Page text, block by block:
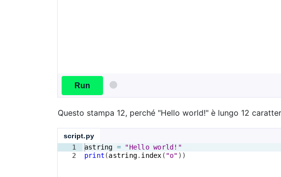
Run
Questo stampa 12, perché "Hello world!" è lungo 12
script.py
1
2
astring =
"Hello world!"
print (astring. index ( "o" ))